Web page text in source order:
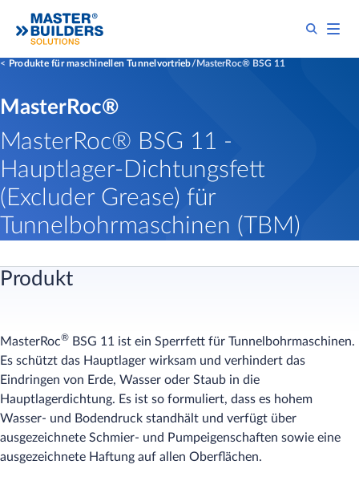
Produkte für maschinellen Tunnelvortrieb MasterRoc® BSG 11
MasterRoc®
MasterRoc® BSG 11 -
Hauptlager-Dichtungsfett
(Excluder Grease) für
Tunnelbohrmaschinen (TBM)
Produkt
MasterRoc® BSG 11 ist ein Sperrfett für Tunnelbohrmaschinen.
Es schützt das Hauptlager wirksam und verhindert das
Eindringen von Erde, Wasser oder Staub in die
Hauptlagerdichtung. Es ist so formuliert, dass es hohem
Wasser- und Bodendruck standhält und verfügt über
ausgezeichnete Schmier- und Pumpeigenschaften sowie eine
ausgezeichnete Haftung auf allen Oberflächen.